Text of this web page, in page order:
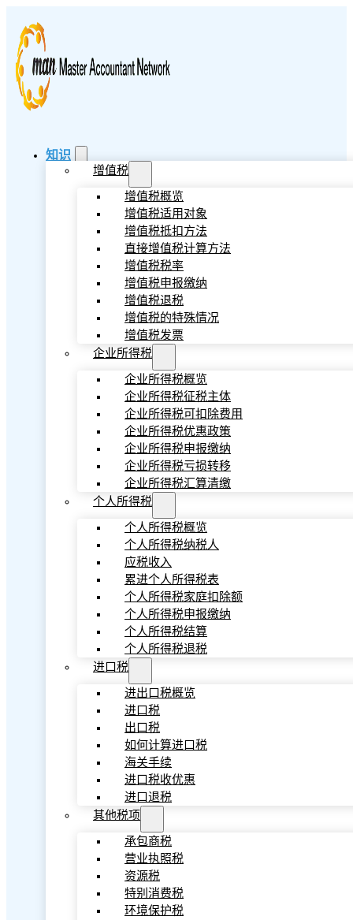
知识
增值税
增值税概览
增值税适用对象
增值税抵扣方法
直接增值税计算方法
增值税税率
增值税申报缴纳
增值税退税
增值税的特殊情况
增值税发票
企业所得税
企业所得税概览
企业所得税征税主体
企业所得税可扣除费用
企业所得税优惠政策
企业所得税申报缴纳
企业所得税亏损转移
企业所得税汇算清缴
个人所得税
个人所得税概览
个人所得税纳税人
应税收入
累进个人所得税表
个人所得税家庭扣除额
个人所得税申报缴纳
个人所得税结算
个人所得税退税
进口税
进出口税概览
进口税
出口税
如何计算进口税
海关手续
进口税收优惠
进口退税
其他税项
承包商税
营业执照税
资源税
特别消费税
环境保护税